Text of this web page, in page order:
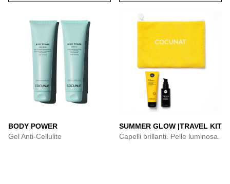
BODY POWER
Gel Anti-Cellulite
SUMMER GLOW |TRAVEL KIT
Capelli brillanti. Pelle luminosa.